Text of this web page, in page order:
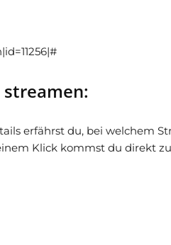
streamen:
erfährst du, bei welchem
Klick kommst du direkt